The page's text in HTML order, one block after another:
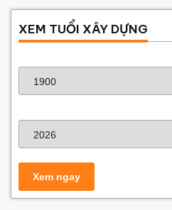
XEM TUỔI XÂY DỰNG